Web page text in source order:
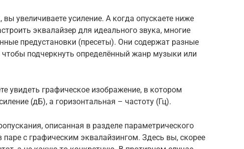
вы увеличиваете усиление. А когда опускаете ниже
эквалайзер для идеального звука, многие
предустановки (пресеты). Они содержат разные
подчеркнуть определённый жанр музыки или
увидеть графическое изображение, в котором
(дБ), а горизонтальная – частоту (Гц).
описанная в разделе параметрического
паре с графическим эквалайзингом. Здесь вы, скорее